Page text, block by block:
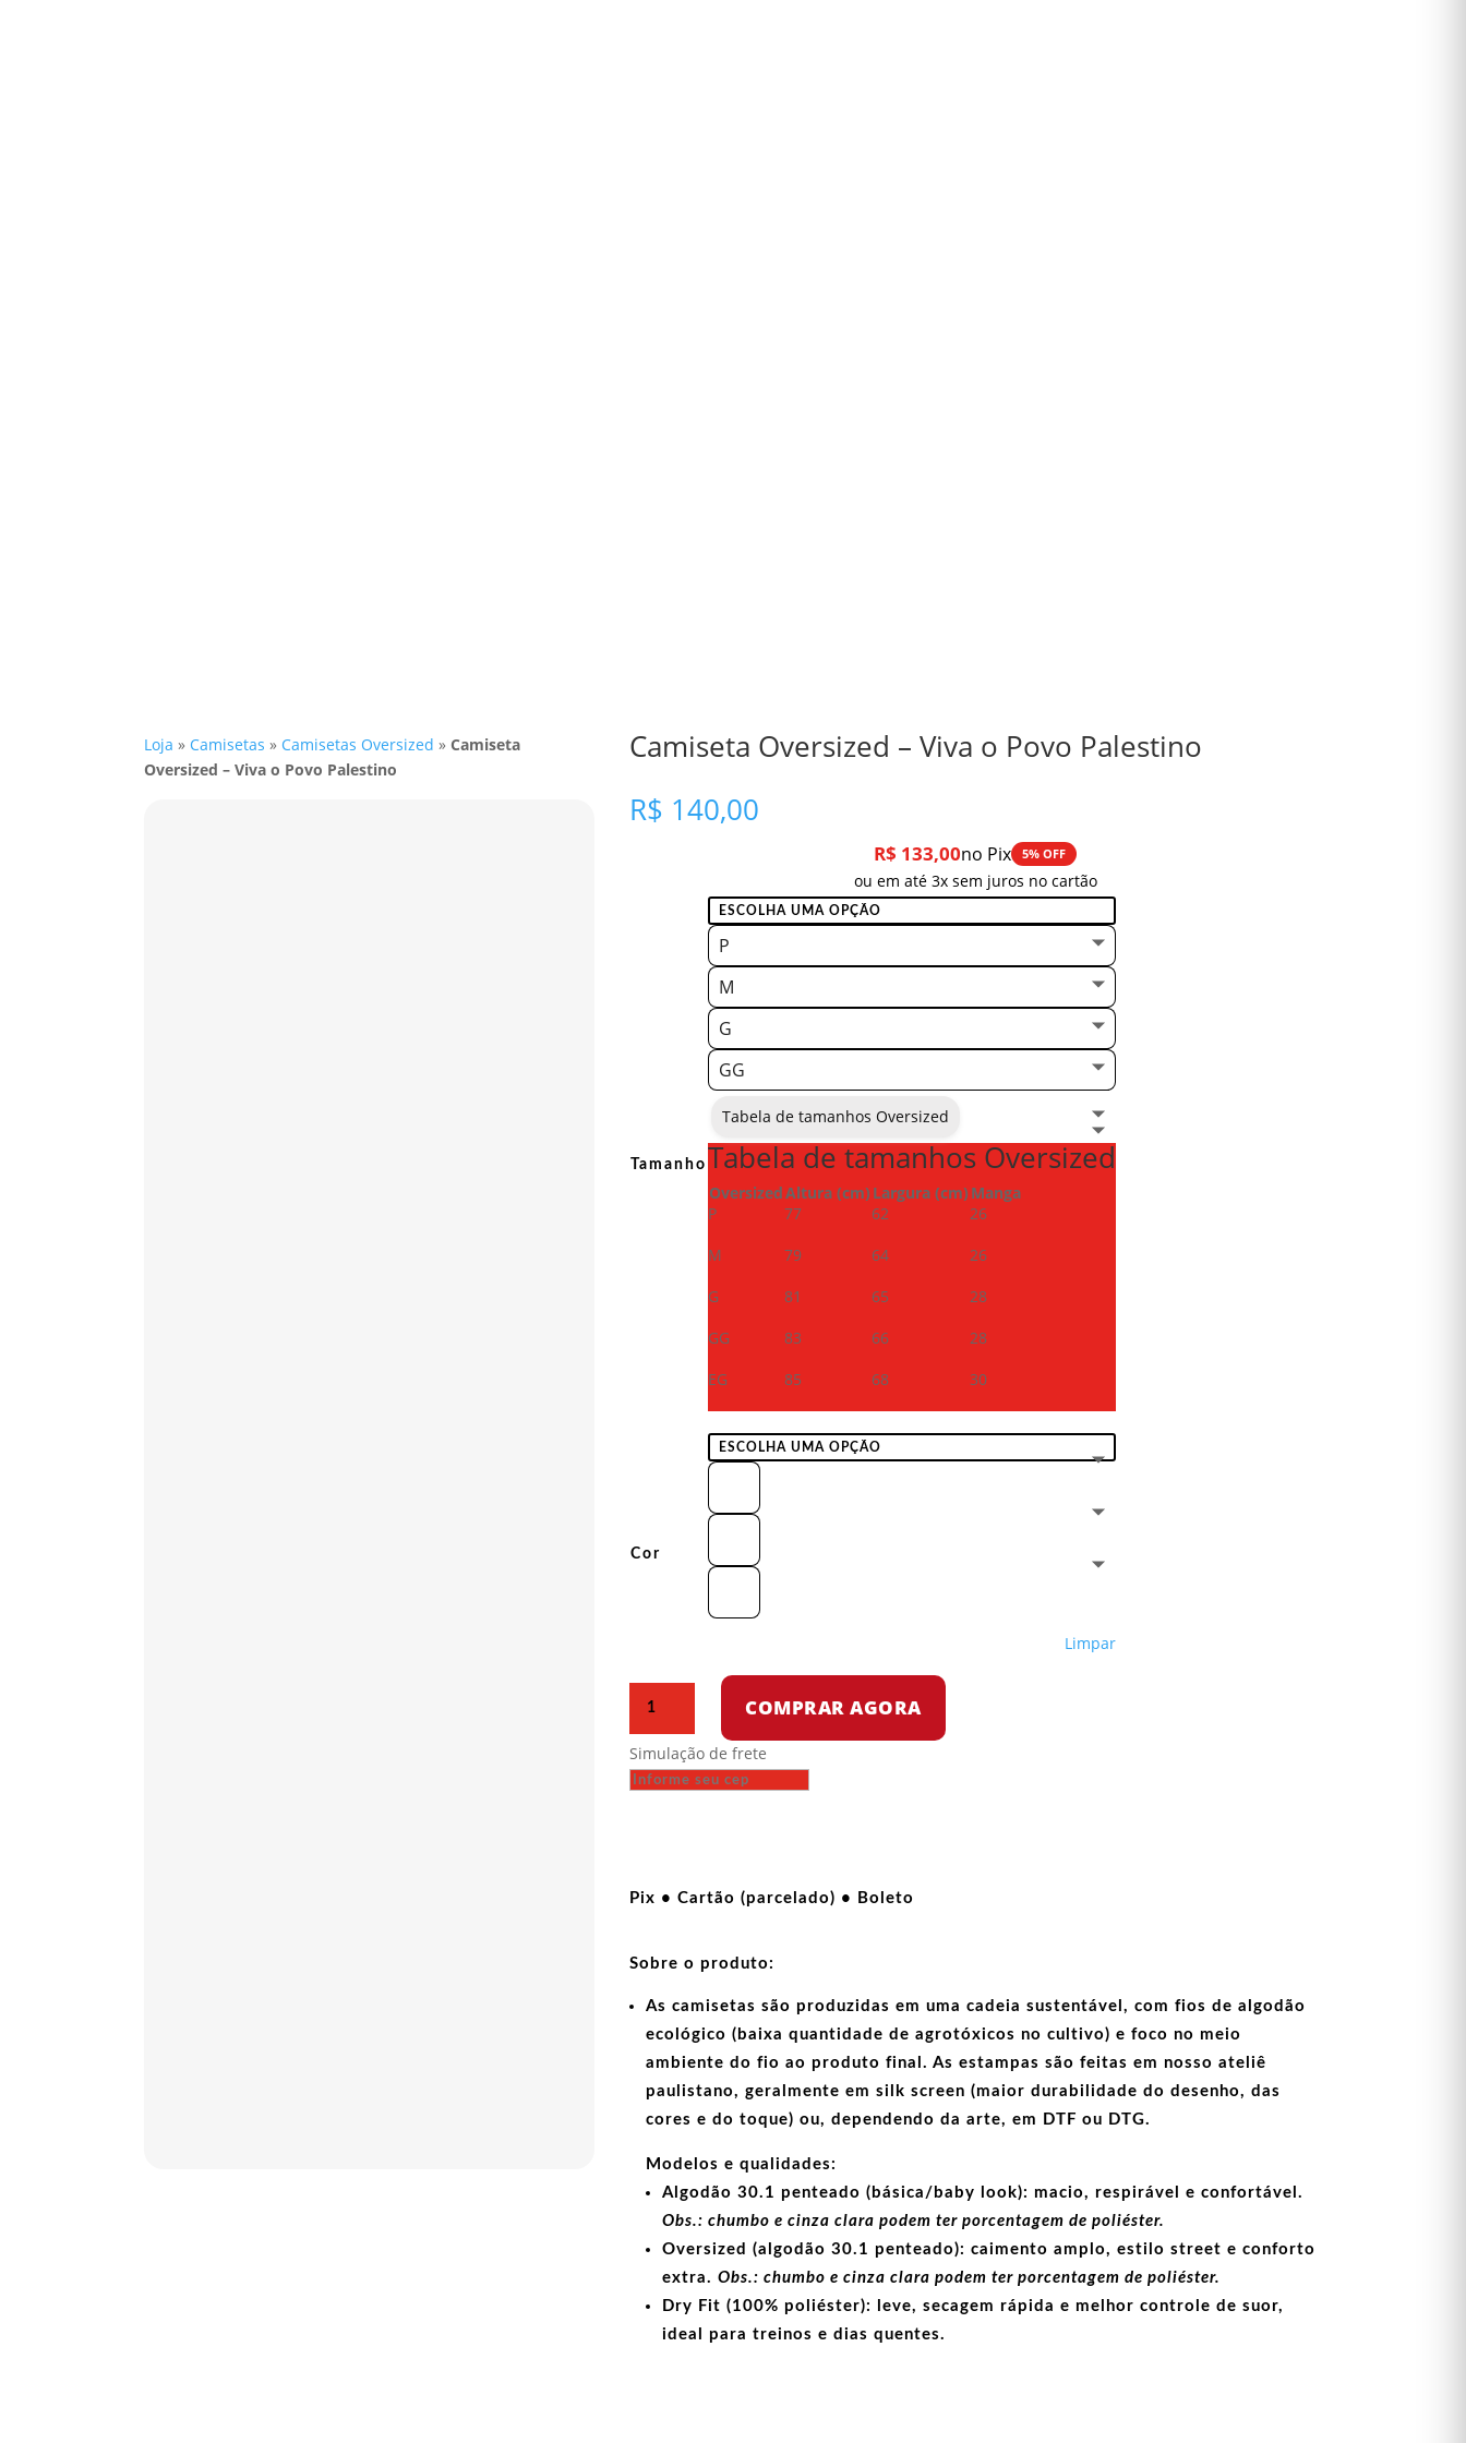
Loja » Camisetas » Camisetas Oversized » Camiseta
Oversized – Viva o Povo Palestino
Camiseta Oversized – Viva o Povo Palestino
R$ 140,00
R$ 133,00no Pix 5% OFF
ou em até 3x sem juros no cartão
Tamanho
P
M
G
GG
Tabela de tamanhos Oversized
Tabela de tamanhos Oversized
OversizedAltura (cm) Largura (cm) Manga
P
77 62
26
M
79 64
26
G
81 65
28
GG
83 66
28
EG
85 68 30
Cor
Limpar
Viva
o
COMPRAR AGORA
Simulação de frete
Pix • Cartão (parcelado) • Boleto
Sobre o produto:
As camisetas são produzidas em uma cadeia sustentável, com fios de algodão
ecológico (baixa quantidade de agrotóxicos no cultivo) e foco no meio
ambiente do fio ao produto final. As estampas são feitas em nosso ateliê
paulistano, geralmente em silk screen (maior durabilidade do desenho, das
cores e do toque) ou, dependendo da arte, em
DTF ou DTG.
Modelos e qualidades:
Algodão 30.1 penteado (básica/baby look): macio, respirável e confortável.
Obs.: chumbo e cinza clara podem ter porcentagem de poliéster.
Oversized (algodão 30.1 penteado): caimento amplo, estilo street e conforto
extra. Obs.: chumbo e cinza clara podem ter porcentagem de poliéster.
Dry Fit (100% poliéster):
leve, secagem rápida e melhor controle de suor,
ideal para treinos e dias quentes.